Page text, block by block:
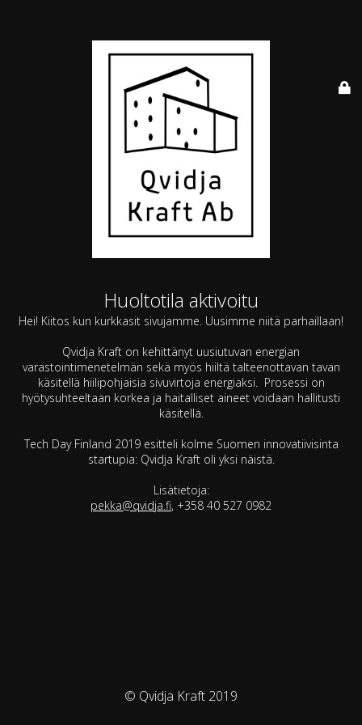
Huoltotila aktivoitu
Hei! Kiitos kun kurkkasit sivujamme. Uusimme niitä parhaillaan!
Qvidja Kraft on kehittänyt uusiutuvan energian
varastointimenetelmän sekä myös hiiltä talteenottavan tavan
käsitellä hiilipohjaisia sivuvirtoja energiaksi. Prosessi on
hyötysuhteeltaan korkea ja haitalliset aineet voidaan hallitusti
käsitellä.
Tech Day Finland 2019 esitteli kolme Suomen innovatiivisinta
startupia: Qvidja Kraft oli yksi näistä.
Lisätietoja:
pekka@qvidja.fi, +358 40 527 0982
© Qvidja Kraft 2019